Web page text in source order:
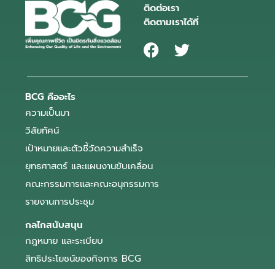
ติดต่อเรา
ติดตามเราได้ที่
BCG คืออะไร
ความเป็นมา
วิสัยทัศน์
เป้าหมายและตัวชี้วัดความสำเร็จ
ยุทธศาสตร์ และแผนงานขับเคลื่อน
คณะกรรมการและคณะอนุกรรมการ
รายงานการประชุม
กลไกสนับสนุน
กฎหมาย และระเบียบ
สิทธิประโยชน์ของกิจการ BCG